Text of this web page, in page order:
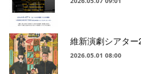
維新演劇シアター
2026.05.01 08:00